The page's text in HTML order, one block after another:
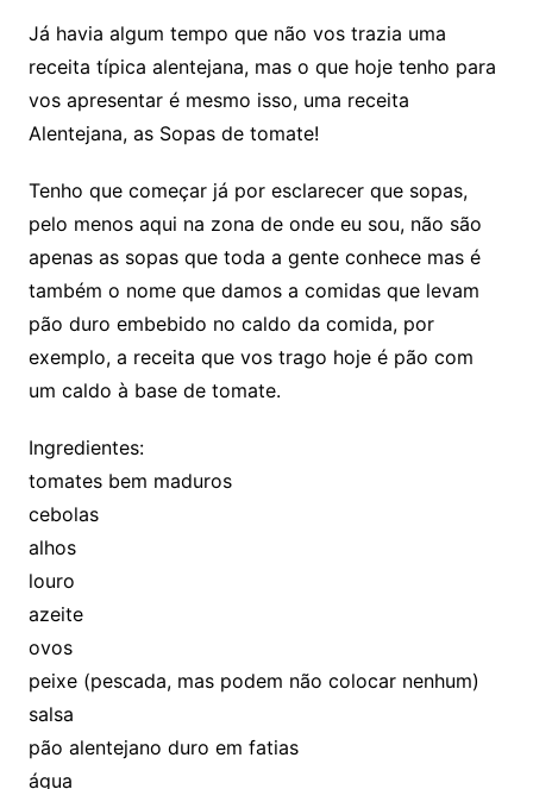
Já havia algum tempo que não vos trazia uma
receita típica alentejana, mas o que hoje tenho para
vos apresentar é mesmo isso, uma receita
Alentejana, as Sopas de tomate!
Tenho que começar já por esclarecer que sopas,
pelo menos aqui na zona de onde eu sou, não são
apenas as sopas que toda a gente conhece mas é
também o nome que damos a comidas que levam
pão duro embebido no caldo da comida, por
exemplo, a receita que vos trago hoje é pão com
um caldo à base de tomate.
Ingredientes:
tomates bem maduros
cebolas
alhos
louro
azeite
ovos
peixe (pescada, mas podem não colocar nenhum)
salsa
pão alentejano duro em fatias
água